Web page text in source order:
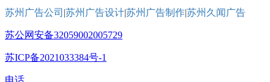
苏州广告公司 |苏州广告设计|苏州广告制作|苏州久闻广告
苏公网安备32059002005729
苏ICP备2021033384号-1
电话